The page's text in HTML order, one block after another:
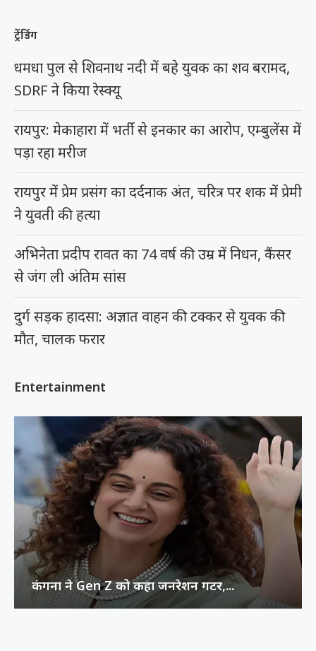
ट्रेंडिंग
धमधा पुल से शिवनाथ नदी में बहे युवक का शव बरामद,
SDRF ने किया रेस्क्यू
रायपुर: मेकाहारा में भर्ती से इनकार का आरोप, एम्बुलेंस में
पड़ा रहा मरीज
रायपुर में प्रेम प्रसंग का दर्दनाक अंत, चरित्र पर शक में प्रेमी
ने युवती की हत्या
अभिनेता प्रदीप रावत का 74 वर्ष की उम्र में निधन, कैंसर
से जंग ली अंतिम सांस
दुर्ग सड़क हादसा: अज्ञात वाहन की टक्कर से युवक की
मौत, चालक फरार
Entertainment
कंगना ने Gen Z को कहा जनरेशन गटर,...